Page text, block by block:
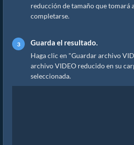
reducción de tamaño que tomará
completarse.
Guarda el resultado.
Haga clic en "Guardar archivo
archivo VIDEO reducido en su
seleccionada.